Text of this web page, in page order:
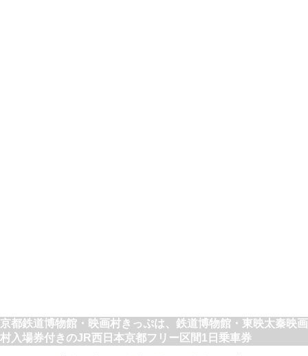
京都鉄道博物館・映画村きっぷは、鉄道博物館・東映太秦映画
村入場券付きのJR西日本京都フリー区間1日乗車券